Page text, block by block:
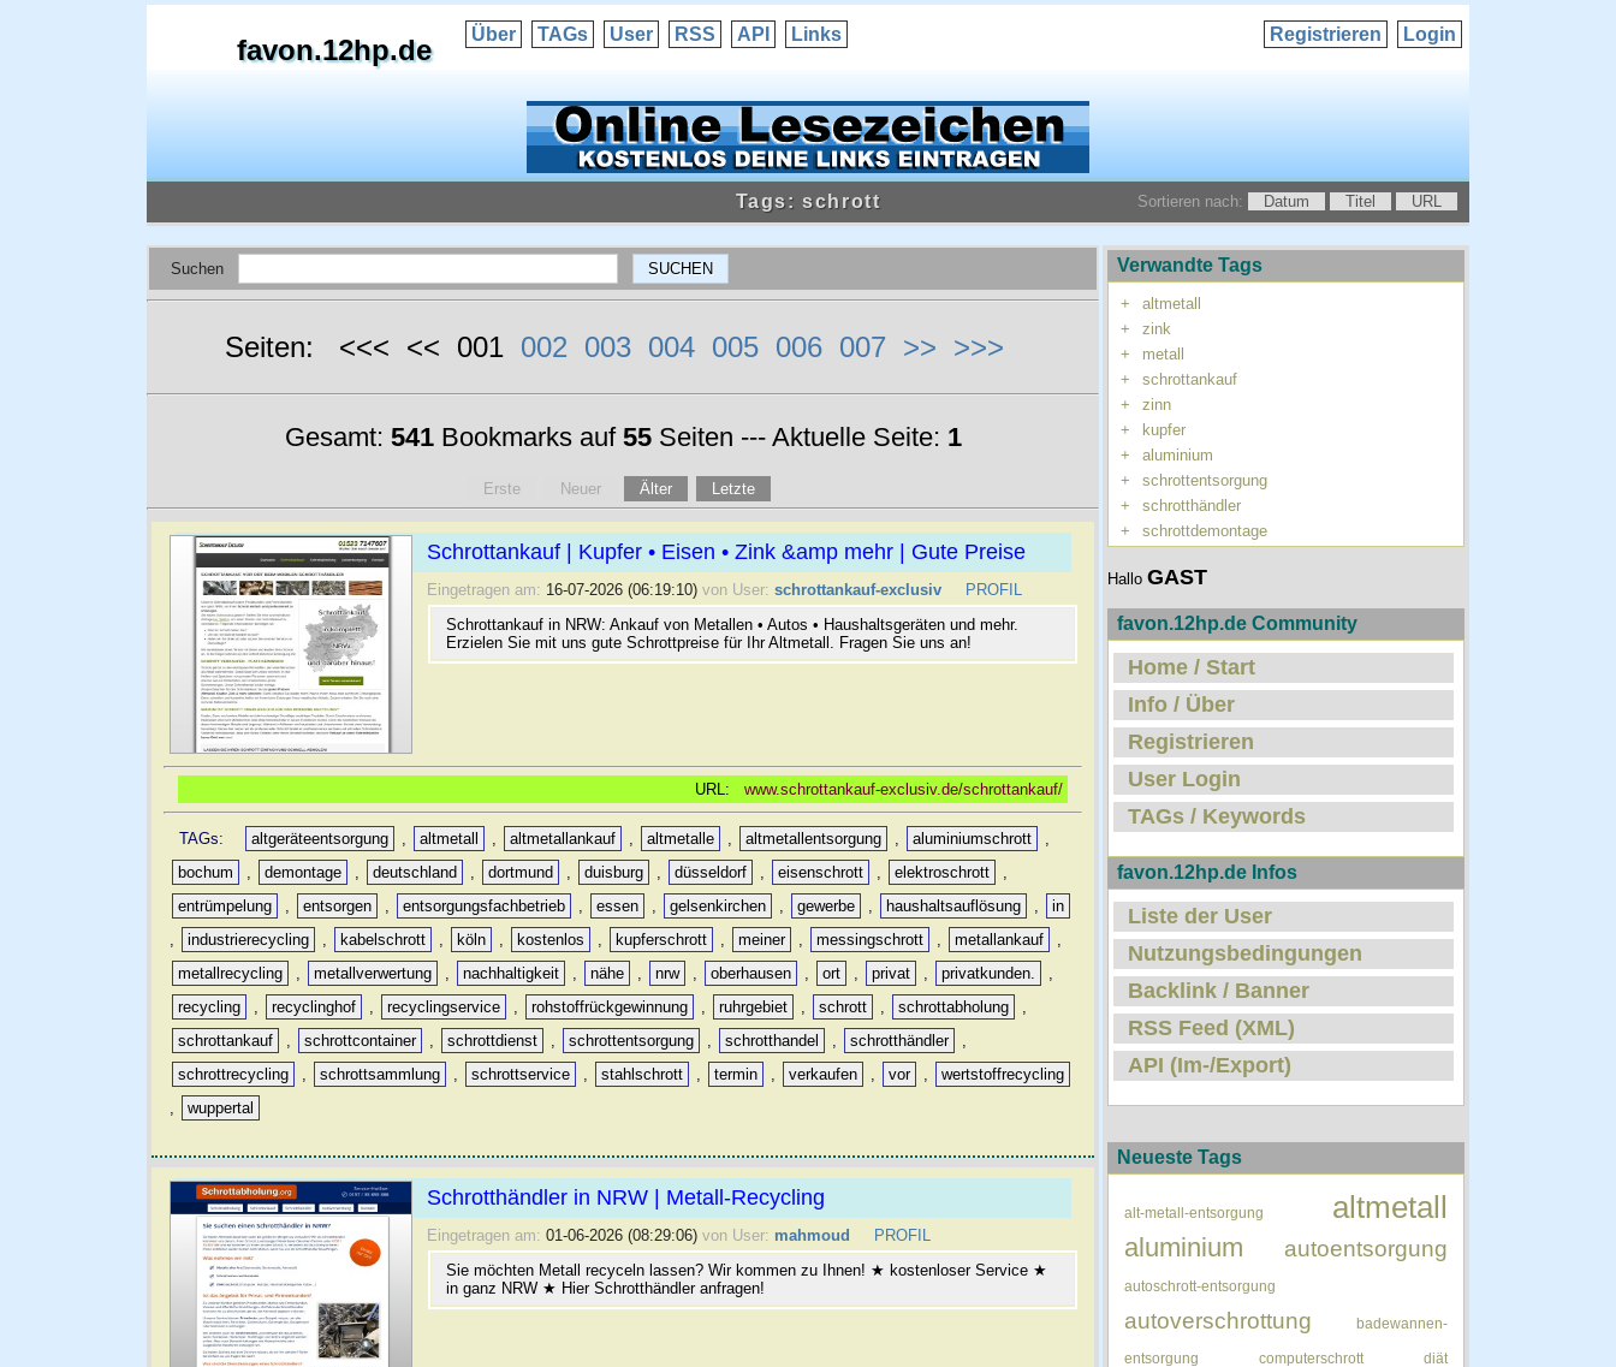
favon.12hp.de Über TAGs User RSS API Links Login
Registrieren
Tags: schrott Sortieren nach: Datum Titel URL
Suchen
Seiten: <<< << 001 002 003 004 005 006 007 >> >>>
Gesamt: 541Bookmarks auf 55Seiten --- Aktuelle Seite: 1
Erste Neuer Älter Letzte
Schrottankauf | Kupfer • Eisen • Zink &amp mehr | Gute Preise
Eingetragen am: 16-07-2026 (06:19:10) von User: schrottankauf-exclusiv
PROFIL
Schrottankauf in NRW: Ankauf von Metallen • Autos • Haushaltsgeräten und mehr.
Erzielen Sie mit uns gute Schrottpreise für Ihr Altmetall. Fragen Sie uns an!
URL: www.schrottankauf-exclusiv.de/schrottankauf/
TAGs: altgeräteentsorgung , altmetall , altmetallankauf , altmetalle , altmetallentsorgung , aluminiumschrott
,
bochum
, demontage , deutschland , dortmund , duisburg , düsseldorf , eisenschrott , elektroschrott
,
entrümpelung
, entsorgen , entsorgungsfachbetrieb , essen , gelsenkirchen , gewerbe , haushaltsauflösung ,
in
,
industrierecycling , kabelschrott , köln , kostenlos , kupferschrott , meiner , messingschrott , metallankauf
,
metallrecycling
, metallverwertung , nachhaltigkeit , nähe , nrw , oberhausen , ort , privat , privatkunden.
,
recycling
, recyclinghof , recyclingservice , rohstoffrückgewinnung , ruhrgebiet , schrott , schrottabholung
,
schrottankauf
, schrottcontainer , schrottdienst , schrottentsorgung , schrotthandel , schrotthändler
,
schrottrecycling
, schrottsammlung , schrottservice , stahlschrott , termin , verkaufen , vor ,
wertstoffrecycling
,
wuppertal
Schrotthändler in NRW | Metall-Recycling
Eingetragen am: 01-06-2026 (08:29:06) von User: mahmoud
PROFIL
Sie möchten Metall recyceln lassen? Wir kommen zu Ihnen! ★ kostenloser Service ★
in ganz NRW ★ Hier Schrotthändler anfragen!
Verwandte Tags
+
altmetall
+
zink
+
metall
+
schrottankauf
+
zinn
+
kupfer
+
aluminium
+
schrottentsorgung
+
schrotthändler
+
schrottdemontage
Hallo GAST
favon.12hp.de Community
Home / Start
Info / Über
Registrieren
User Login
TAGs / Keywords
favon.12hp.de Infos
Liste der User
Nutzungsbedingungen
Backlink / Banner
RSS Feed (XML)
API (Im-/Export)
Neueste Tags
alt-metall-entsorgung altmetall
aluminium autoentsorgung
autoschrott-entsorgung
autoverschrottung badewannen-
entsorgung computerschrott diät